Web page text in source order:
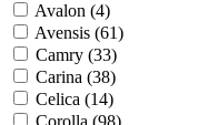
Avalon (4)
Avensis (61)
Camry (33)
Carina (38)
Celica (14)